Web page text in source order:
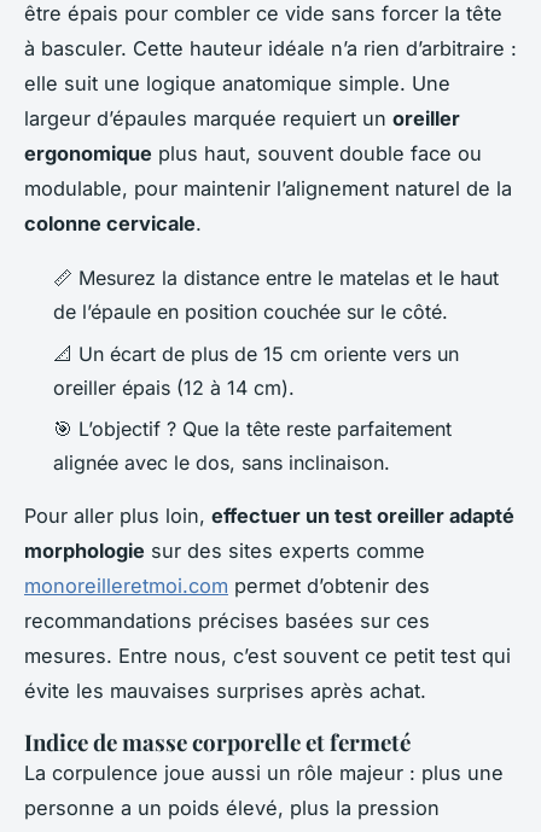
être épais pour combler ce vide sans forcer la tête
à basculer. Cette hauteur idéale n’a rien d’arbitraire :
elle suit une logique anatomique simple. Une
largeur d’épaules marquée requiert un oreiller
ergonomique plus haut, souvent double face ou
modulable, pour maintenir l’alignement naturel de la
colonne cervicale.
📏 Mesurez la distance entre le matelas et le haut
de l’épaule en position couchée sur le côté.
📐 Un écart de plus de 15 cm oriente vers un
oreiller épais (12 à 14 cm).
🎯 L’objectif ? Que la tête reste parfaitement
alignée avec le dos, sans inclinaison.
Pour aller plus loin, effectuer un test oreiller adapté
morphologie sur des sites experts comme
monoreilleretmoi.com permet d’obtenir des
recommandations précises basées sur ces
mesures. Entre nous, c’est souvent ce petit test qui
évite les mauvaises surprises après achat.
Indice de masse corporelle et fermeté
La corpulence joue aussi un rôle majeur : plus une
personne a un poids élevé, plus la pression